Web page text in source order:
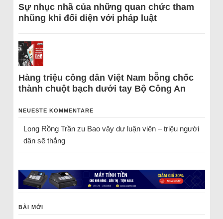
Sự nhục nhã của những quan chức tham
nhũng khi đối diện với pháp luật
Hàng triệu công dân Việt Nam bỗng chốc
thành chuột bạch dưới tay Bộ Công An
NEUESTE KOMMENTARE
Long Rồng Trầnzu Bao vây dư luận viên – triệu người
dân sẽ thắng
BÀI MỚI